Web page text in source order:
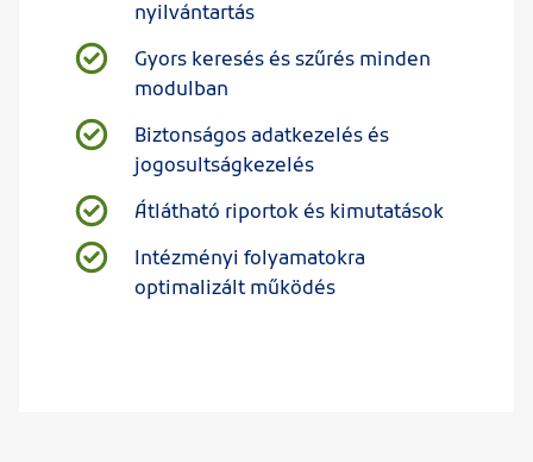
nyilvántartás
Gyors keresés és szűrés minden
modulban
Biztonságos adatkezelés és
jogosultságkezelés
Átlátható riportok és kimutatások
Intézményi folyamatokra
optimalizált működés